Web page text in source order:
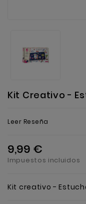
Kit Creativo -
Leer Reseña
9,99 €
Impuestos incluidos
Kit creativo -